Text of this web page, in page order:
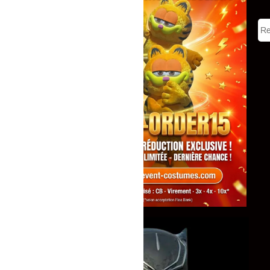
Tous Mascottes